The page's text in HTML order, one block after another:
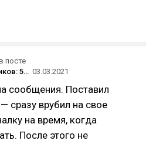
посте
Закладки для айтишников: 50 сервисов в помощь мобильным разработчикам 03.03.2021
сообщения. Поставил
сразу врубил на свое
на время, когда
После этого не